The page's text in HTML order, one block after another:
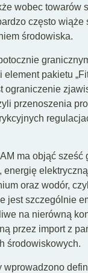
wobec towarów
często wiąże
środowiska.
pakietu
ograniczenie
przenoszenia
ma objąć sześć
energię
oraz wodór,
jest szczególnie
na nierówną
przez import z
środowiskowych.
wprowadzono